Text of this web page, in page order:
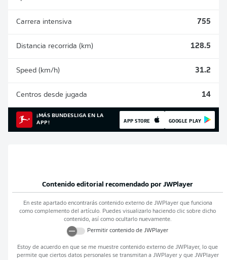
Carrera intensiva 755
Distancia recorrida (km) 128.5
Speed (km/h) 31.2
Centros desde jugada 14
¡MÁS BUNDESLIGA EN LA
APP!
APP STORE GOOGLE PLAY
Contenido editorial recomendado por JWPlayer
En este apartado encontrarás contenido externo de JWPlayerque funciona
como complemento del artículo. Puedes visualizarlo haciendo clic sobre dicho
contenido, así como ocultarlo nuevamente.
Permitir contenido de JWPlayer
Estoy de acuerdo en que se me muestre contenido externo de JWPlayer, lo que
permite que ciertos datos personales se transmitan a JWPlayery que JWPlayer